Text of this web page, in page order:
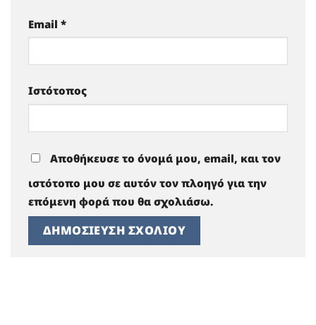
Email *
Ιστότοπος
Αποθήκευσε το όνομά μου, email, και τον
ιστότοπο μου σε αυτόν τον πλοηγό για την
επόμενη φορά που θα σχολιάσω.